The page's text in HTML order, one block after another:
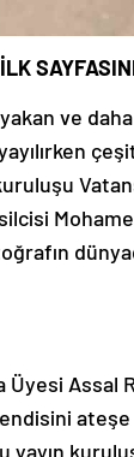
ve
Assal
ateşe